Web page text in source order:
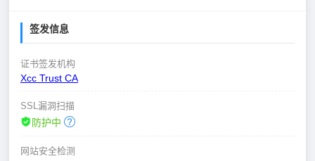
签发信息
证书签发机构
Xcc Trust CA
SSL漏洞扫描
防护中
网站安全检测